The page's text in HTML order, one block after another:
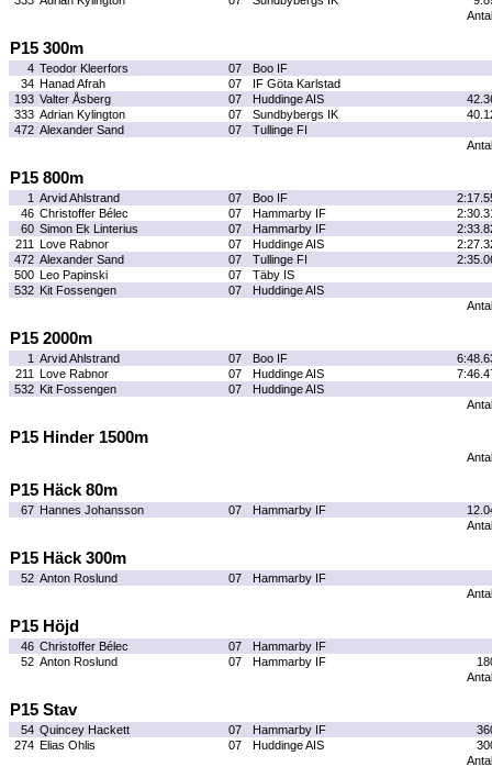
P15 300m
4 Teodor Kleerfors 07
Boo IF
34 Hanad Afrah 07
IF Göta Karlstad
193 Valter Åsberg 07 Huddinge AIS
333 Adrian Kylington 07 Sundbybergs IK
472 Alexander Sand 07
Tullinge FI
P15 800m
1 Arvid Ahlstrand 07 Boo IF
46 Christoffer Bélec 07 Hammarby IF
60 Simon Ek Linterius 07 Hammarby IF
211 Love Rabnor 07 Huddinge AIS
472 Alexander Sand 07 Tullinge FI
500 Leo Papinski 07
Täby IS
532 Kit Fossengen 07
Huddinge AIS
P15 2000m
1 Arvid Ahlstrand 07 Boo IF
211 Love Rabnor 07 Huddinge AIS
532 Kit Fossengen 07
Huddinge AIS
P15 Hinder 1500m
P15 Häck 80m
67 Hannes Johansson 07 Hammarby IF
P15 Häck 300m
52 Anton Roslund 07
Hammarby IF
P15 Höjd
46 Christoffer Bélec 07
Hammarby IF
52 Anton Roslund 07 Hammarby IF
P15 Stav
54 Quincey Hackett 07 Hammarby IF
274 Elias Ohlis 07 Huddinge AIS